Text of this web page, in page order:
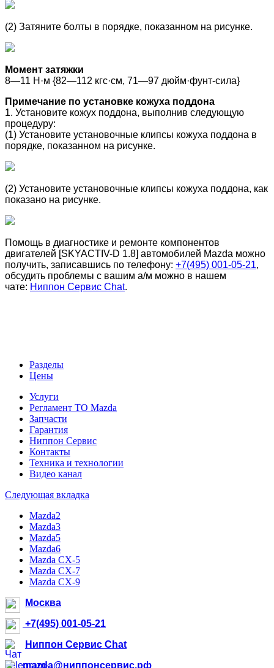
(2) Затяните болты в порядке, показанном на рисунке.
Момент затяжки
8—11 Н·м {82—112 кгс·см, 71—97 дюйм·фунт-сила}
Примечание по установке кожуха поддона
1. Установите кожух поддона, выполнив следующую
процедуру:
(1) Установите установочные клипсы кожуха поддона в
порядке, показанном на рисунке.
(2) Установите установочные клипсы кожуха поддона, как
показано на рисунке.
Помощь в диагностике и ремонте компонентов
двигателей [SKYACTIV-D 1.8] автомобилей Mazda можно
получить, записавшись по телефону: +7(495) 001-05-21,
обсудить проблемы с вашим а/м можно в нашем
чате: Ниппон Сервис Chat.
Разделы
Цены
Услуги
Регламент ТО Mazda
Запчасти
Гарантия
Ниппон Сервис
Контакты
Техника и технологии
Видео канал
Следующая вкладка
Mazda2
Mazda3
Mazda5
Mazda6
Mazda CX-5
Mazda CX-7
Mazda CX-9
Москва
+7(495) 001-05-21
Ниппон Сервис Chat
mazda@ниппонсервис.рф